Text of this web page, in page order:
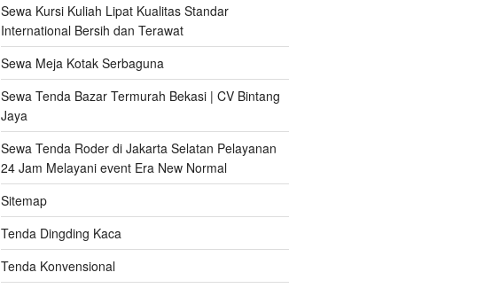
Sewa Kursi Kuliah Lipat Kualitas Standar
International Bersih dan Terawat
Sewa Meja Kotak Serbaguna
Sewa Tenda Bazar Termurah Bekasi | CV Bintang
Jaya
Sewa Tenda Roder di Jakarta Selatan Pelayanan
24 Jam Melayani event Era New Normal
Sitemap
Tenda Dingding Kaca
Tenda Konvensional